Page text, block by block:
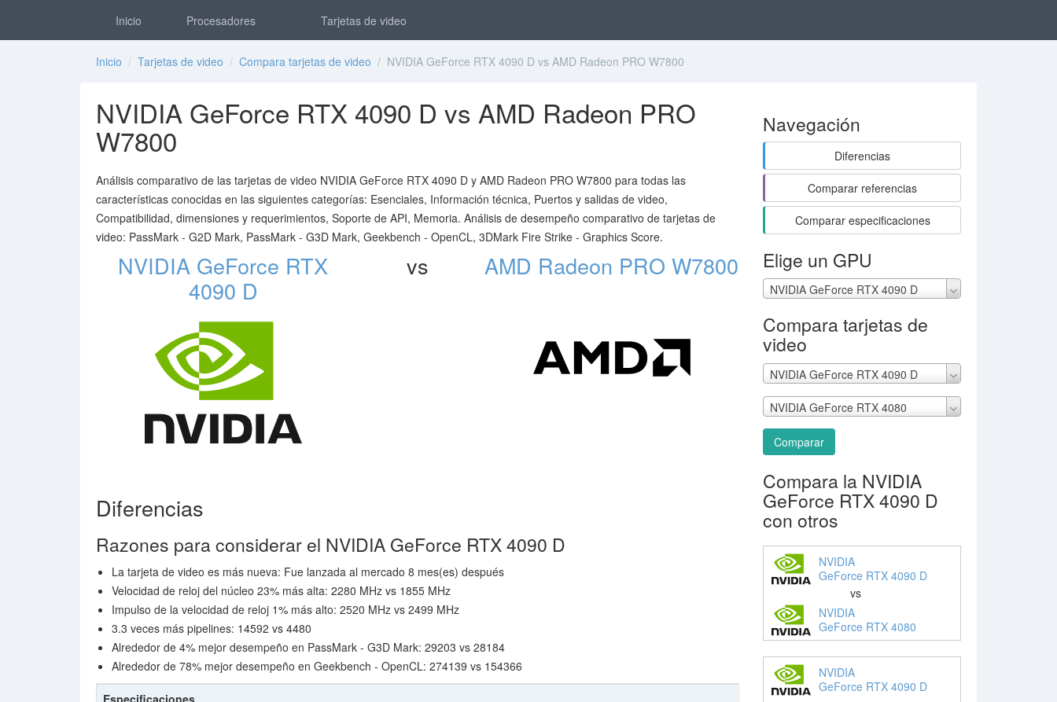
Inicio Procesadores Tarjetas de video
Inicio / Tarjetas de video / Compara tarjetas de video / NVIDIA GeForce RTX 4090 D vs AMD Radeon PRO W7800
NVIDIA GeForce RTX 4090 D vs AMD Radeon PRO
W7800
Análisis comparativo de las tarjetas de video NVIDIA GeForce RTX 4090 D y AMD Radeon PRO W7800 para todas las
características conocidas en las siguientes categorías: Esenciales, Información técnica, Puertos y salidas de video,
Compatibilidad, dimensiones y requerimientos, Soporte de API, Memoria. Análisis de desempeño comparativo de tarjetas de
video: PassMark - G2D Mark, PassMark - G3D Mark, Geekbench - OpenCL, 3DMark Fire Strike - Graphics Score.
NVIDIA GeForce RTX
4090 D
vs AMD Radeon PRO W7800
Diferencias
Razones para considerar el NVIDIA GeForce RTX 4090 D
La tarjeta de video es más nueva: Fue lanzada al mercado 8 mes(es) después
Velocidad de reloj del núcleo 23% más alta: 2280 MHz vs 1855 MHz
Impulso de la velocidad de reloj 1% más alto: 2520 MHz vs 2499 MHz
3.3 veces más pipelines: 14592 vs 4480
Alrededor de 4% mejor desempeño en PassMark - G3D Mark: 29203 vs 28184
Alrededor de 78% mejor desempeño en Geekbench - OpenCL: 274139 vs 154366
Especificaciones
Navegación
Diferencias
Comparar referencias
Comparar especificaciones
Elige un GPU
NVIDIA GeForce RTX 4090 D
Compara tarjetas de
video
NVIDIA GeForce RTX 4090 D
NVIDIA GeForce RTX 4080
Comparar
Compara la NVIDIA
GeForce RTX 4090 D
con otros
NVIDIA
GeForce RTX 4090 D
vs
NVIDIA
GeForce RTX 4080
NVIDIA
GeForce RTX 4090 D